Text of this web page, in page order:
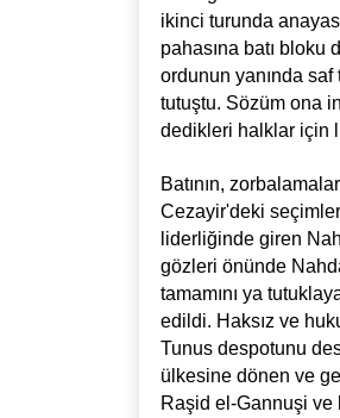
ikinci turunda
pahasına batı
ordunun yanında
tutuştu. Sözüm ona
dedikleri halklar için
Batının,
Cezayir'deki
liderliğinde giren
gözleri önünde
tamamını ya
edildi. Haksız ve
Tunus despotunu
ülkesine dönen ve
Raşid el-Gannuşi ve